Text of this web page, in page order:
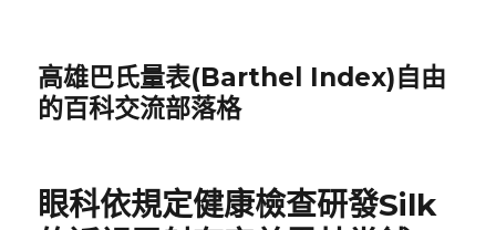
高雄巴氏量表(Barthel Index)自由
的百科交流部落格
眼科依規定健康檢查研發Silk